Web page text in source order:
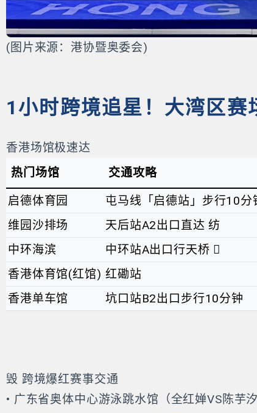
(图片来源：港协暨奥委会)
1小时跨境追星！大湾区赛
香港场馆极速达
热门场馆
交通攻略
启德体育园
屯马线「启德站」步行10分
维园沙排场
天后站A2出口直达 纺
中环海滨
中环站A出口行天桥 
香港体育馆(红馆) 红磡站
香港单车馆
坑口站B2出口步行10分钟
毁 跨境爆红赛事交通
• 广东省奥体中心游泳跳水馆（全红婵VS陈芋